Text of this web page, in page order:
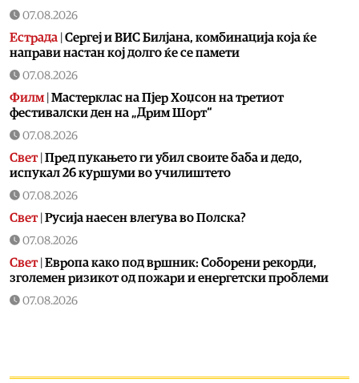
07.08.2026
Естрада Сергеј и ВИС Билјана, комбинација која ќе
направи настан кој долго ќе се памети
07.08.2026
Филм Мастерклас на Пјер Хоџсон на третиот
фестивалски ден на „Дрим Шорт“
07.08.2026
Свет| Пред пукањето ги убил своите баба и дедо,
испукал 26 куршуми во училиштето
07.08.2026
Свет| Русија наесен влегува во Полска?
07.08.2026
Свет| Европа како под вршник: Соборени рекорди,
зголемен ризикот од пожари и енергетски проблеми
07.08.2026